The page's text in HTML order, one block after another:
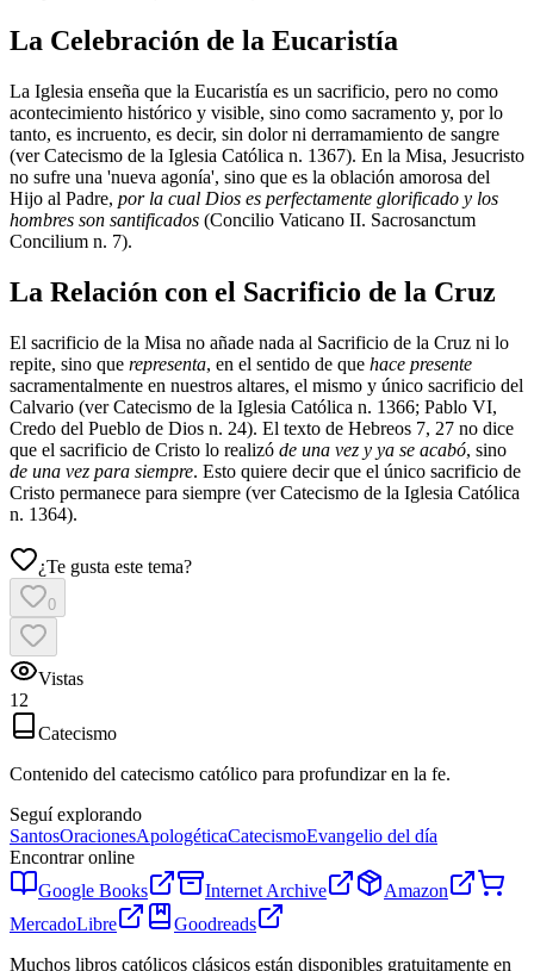
La Celebración de la Eucaristía
La Iglesia enseña que la Eucaristía es un sacrificio, pero no como
acontecimiento histórico y visible, sino como sacramento y, por lo
tanto, es incruento, es decir, sin dolor ni derramamiento de sangre
(ver Catecismo de la Iglesia Católica n. 1367). En la Misa, Jesucristo
no sufre una 'nueva agonía', sino que es la oblación amorosa del
Hijo al Padre, por la cual Dios es perfectamente glorificado y los
hombres son santificados (Concilio Vaticano II. Sacrosanctum
Concilium n. 7).
La Relación con el Sacrificio de la Cruz
El sacrificio de la Misa no añade nada al Sacrificio de la Cruz ni lo
repite, sino que representa, en el sentido de que hace presente
sacramentalmente en nuestros altares, el mismo y único sacrificio del
Calvario (ver Catecismo de la Iglesia Católica n. 1366; Pablo VI,
Credo del Pueblo de Dios n. 24). El texto de Hebreos 7, 27 no dice
que el sacrificio de Cristo lo realizó de una vez y ya se acabó, sino
de una vez para siempre. Esto quiere decir que el único sacrificio de
Cristo permanece para siempre (ver Catecismo de la Iglesia Católica
n. 1364).
¿Te gusta este tema?
0
Vistas
12
Catecismo
Contenido del catecismo católico para profundizar en la fe.
Seguí explorando
SantosOracionesApologéticaCatecismoEvangelio del día
Encontrar online
Google Books
Internet Archive
Amazon
MercadoLibre
Goodreads
Muchos libros católicos clásicos están disponibles gratuitamente en